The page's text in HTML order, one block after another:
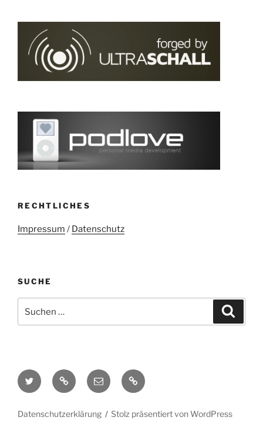
RECHTLICHES
Impressum / Datenschutz
SUCHE
nach:
Twitter Mastodon
E-
Mail
Kontakt
Datenschutzerklärung Stolz präsentiert von WordPress